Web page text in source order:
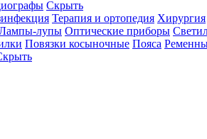
Скрыть
Терапия и ортопедия Хирургия
лупы Оптические приборы
Повязки косыночные Пояса